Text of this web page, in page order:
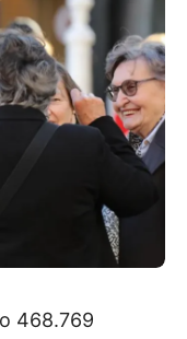
468.769